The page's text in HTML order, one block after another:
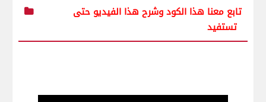
تابع معنا هذا الكود وشرح هذا الفيديو حتى
تستفيد